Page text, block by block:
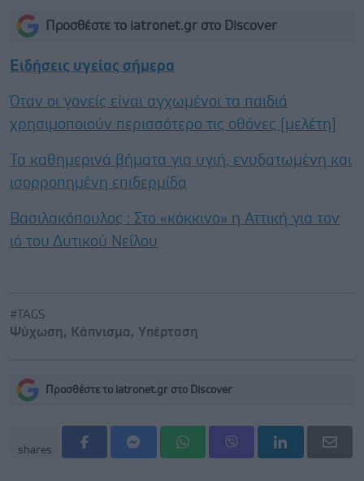
Προσθέστε το iatronet.gr στο Discover
Ειδήσεις υγείας σήμερα
Όταν οι γονείς είναι αγχωμένοι τα παιδιά
χρησιμοποιούν περισσότερο τις οθόνες [μελέτη]
Τα καθημερινά βήματα για υγιή, ενυδατωμένη και
ισορροπημένη επιδερμίδα
Βασιλακόπουλος : Στο «κόκκινο» η Αττική για τον
ιό του Δυτικού Νείλου
#TAGS
Ψύχωση, Κάπνισμα, Υπέρταση
Προσθέστε το iatronet.gr στο Discover
shares